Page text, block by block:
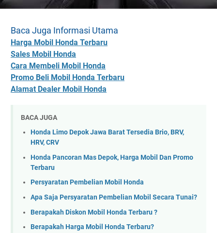
Baca Juga Informasi Utama
Harga Mobil Honda Terbaru
Sales Mobil Honda
Cara Membeli Mobil Honda
Promo Beli Mobil Honda Terbaru
Alamat Dealer Mobil Honda
BACA JUGA
Honda Limo Depok Jawa Barat Tersedia Brio, BRV,
HRV, CRV
Honda Pancoran Mas Depok, Harga Mobil Dan Promo
Terbaru
Persyaratan Pembelian Mobil Honda
Apa Saja Persyaratan Pembelian Mobil Secara Tunai?
Berapakah Diskon Mobil Honda Terbaru ?
Berapakah Harga Mobil Honda Terbaru?